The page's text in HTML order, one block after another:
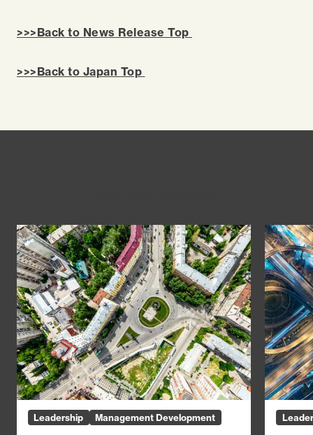
>>>Back to News Release Top
>>>Back to Japan Top
Leadership Management Development